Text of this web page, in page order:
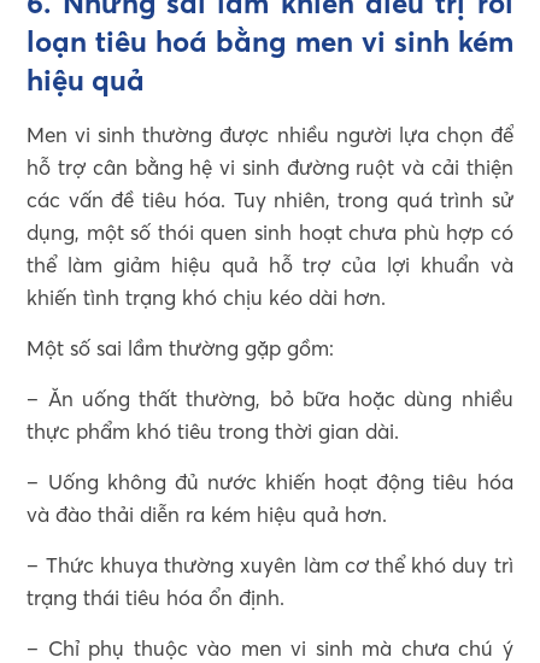
loạn tiêu hoá bằng men vi sinh kém
hiệu quả
Men vi sinh thường được nhiều người lựa chọn để
hỗ trợ cân bằng hệ vi sinh đường ruột và cải thiện
các vấn đề tiêu hóa. Tuy nhiên, trong quá trình sử
dụng, một số thói quen sinh hoạt chưa phù hợp có
thể làm giảm hiệu quả hỗ trợ của lợi khuẩn và
khiến tình trạng khó chịu kéo dài hơn.
Một số sai lầm thường gặp gồm:
– Ăn uống thất thường, bỏ bữa hoặc dùng nhiều
thực phẩm khó tiêu trong thời gian dài.
– Uống không đủ nước khiến hoạt động tiêu hóa
và đào thải diễn ra kém hiệu quả hơn.
– Thức khuya thường xuyên làm cơ thể khó duy trì
trạng thái tiêu hóa ổn định.
– Chỉ phụ thuộc vào men vi sinh mà chưa chú ý